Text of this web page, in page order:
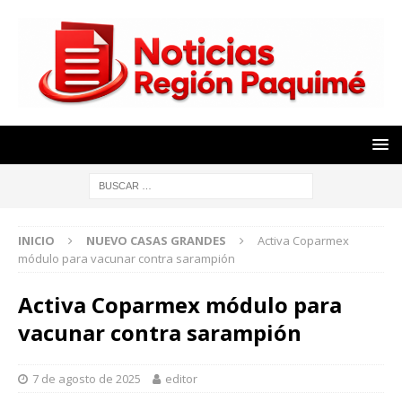
INICIO NUEVO CASAS GRANDES
Activa Coparmex
módulo para vacunar contra sarampión
Activa Coparmex módulo para
vacunar contra sarampión
7 de agosto de 2025 editor